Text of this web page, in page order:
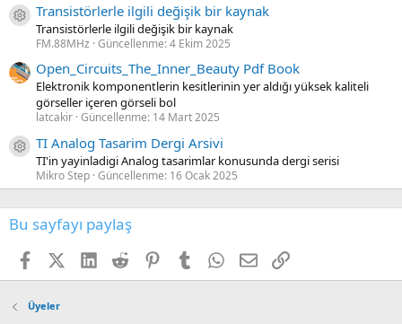
Kaynak ikon/amblem
Transistörlerle ilgili değişik bir kaynak
Transistörlerle ilgili değişik bir kaynak
FM.88MHz Güncellenme:4 Ekim 2025
Open_Circuits_The_Inner_Beauty Pdf Book
Elektronik komponentlerin kesitlerinin yer aldığı yüksek kaliteli
görseller içeren görseli bol
latcakir Güncellenme: 14 Mart 2025
Kaynak ikon/amblem
TI Analog Tasarim Dergi Arsivi
TI'in yayinladigi Analog tasarimlar konusunda dergi serisi
Mikro Step Güncellenme: 16 Ocak 2025
Bu sayfayı paylaş
FacebookX (Twitter)
LinkedIn
Reddit PinterestTumblr WhatsApp
E-postaLink
Üyeler